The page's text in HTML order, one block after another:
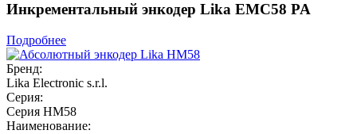
Инкрементальный энкодер Lika EMC58 PA
Подробнее
Бренд:
Lika Electronic s.r.l.
Серия:
Серия HM58
Наименование: